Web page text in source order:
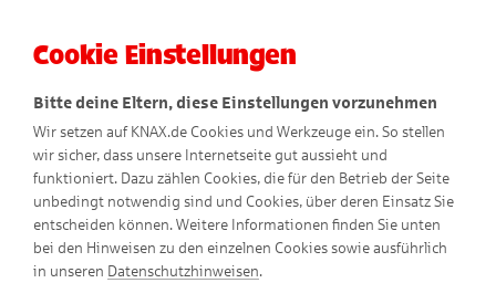
Abenteuer am Abgrund
Cookie Einstellungen
Bitte deine Eltern, diese Einstellungen vorzunehmen
Wir setzen auf KNAX.de Cookies und Werkzeuge ein. So stellen
wir sicher, dass unsere Internetseite gut aussieht und
funktioniert. Dazu zählen Cookies, die für den Betrieb der Seite
unbedingt notwendig sind und Cookies, über deren Einsatz Sie
entscheiden können. Weitere Informationen finden Sie unten
bei den Hinweisen zu den einzelnen Cookies sowie ausführlich
in unseren Datenschutzhinweisen.